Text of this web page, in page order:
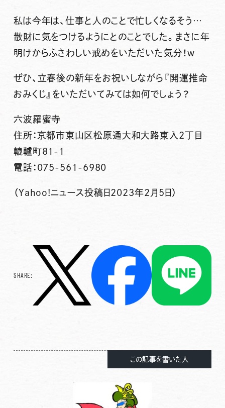
私は今年は、仕事と人のことで忙しくなるそう…
散財に気をつけるようにとのことでした。まさに年
明けからふさわしい戒めをいただいた気分！w
ぜひ、立春後の新年をお祝いしながら『開運推命
おみくじ』をいただいてみては如何でしょう？
六波羅蜜寺
住所：京都市東山区松原通大和大路東入2丁目
轆轤町81-1
電話：075-561-6980
（Yahoo!ニュース投稿日2023年2月5日）
SHARE:
この記事を書いた人